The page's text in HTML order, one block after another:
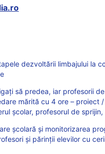
dezvoltării limbajului la
să predea, iar profesorii
mărită cu 4 ore – proiect
școlar, profesorul de
școlară și monitorizarea
și părinții elevilor cu